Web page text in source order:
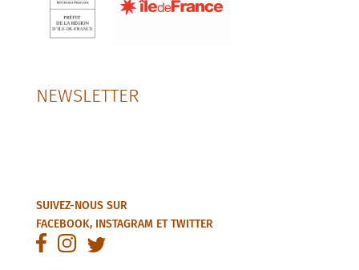
NEWSLETTER
SUIVEZ-NOUS SUR
FACEBOOK, INSTAGRAMETTWITTER